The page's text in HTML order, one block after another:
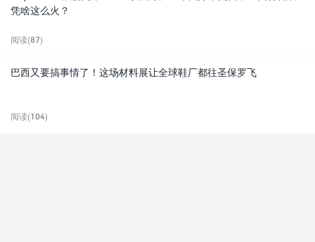
凭啥这么火？
阅读(87)
巴西又要搞事情了！这场材料展让全球鞋厂都往圣保罗飞
阅读(104)